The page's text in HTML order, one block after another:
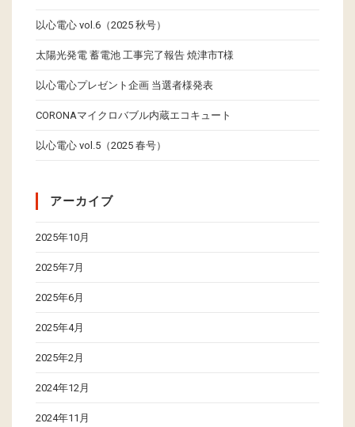
以心電心 vol.6（2025 秋号）
太陽光発電 蓄電池 工事完了報告 焼津市T様
以心電心プレゼント企画 当選者様発表
CORONAマイクロバブル内蔵エコキュート
以心電心 vol.5（2025 春号）
アーカイブ
2025年10月
2025年7月
2025年6月
2025年4月
2025年2月
2024年12月
2024年11月